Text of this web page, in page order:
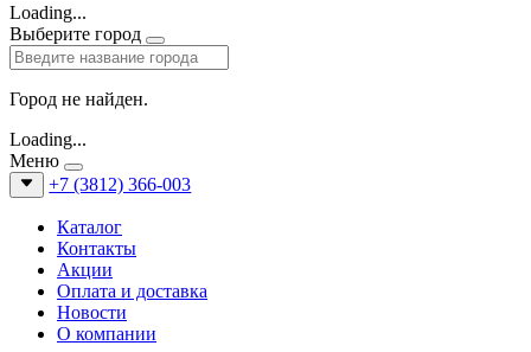
Loading...
Выберите город
Город не найден.
Loading...
Меню
+7 (3812) 366-003
Каталог
Контакты
Акции
Оплата и доставка
Новости
О компании